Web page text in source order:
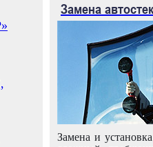
Замена
Замена и